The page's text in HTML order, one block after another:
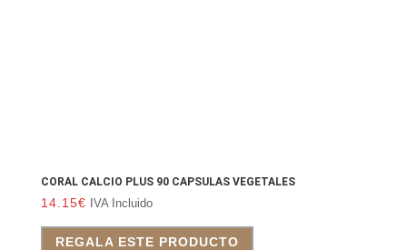
CORAL CALCIO PLUS 90 CAPSULAS VEGETALES
14.15€ IVA Incluido
REGALA ESTE PRODUCTO